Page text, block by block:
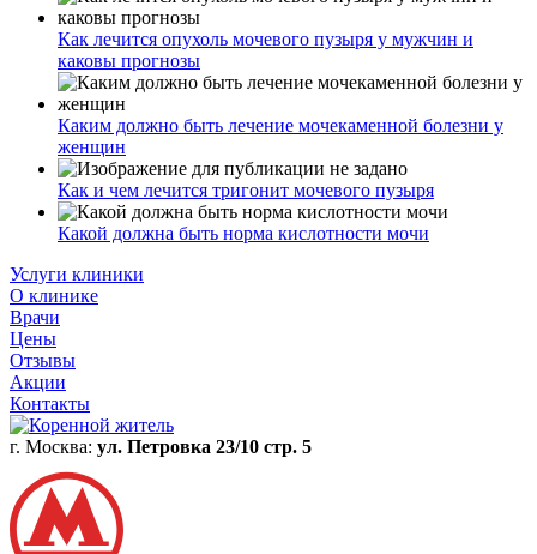
Как лечится опухоль мочевого пузыря у мужчин и
каковы прогнозы
Каким должно быть лечение мочекаменной болезни у
женщин
Как и чем лечится тригонит мочевого пузыря
Какой должна быть норма кислотности мочи
Услуги клиники
О клинике
Врачи
Цены
Отзывы
Акции
Контакты
г. Москва: ул. Петровка 23/10 стр. 5